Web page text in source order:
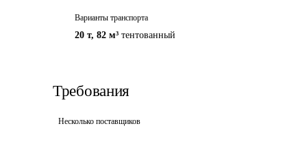
Варианты транспорта
20 т, 82 м³ тентованный
Требования
Несколько поставщиков